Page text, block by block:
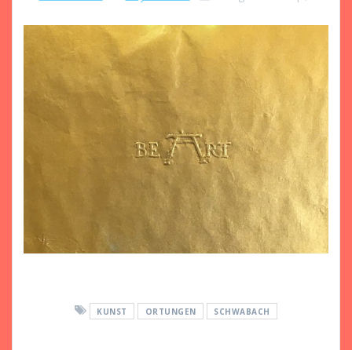
KUNST ORTUNGEN SCHWABACH